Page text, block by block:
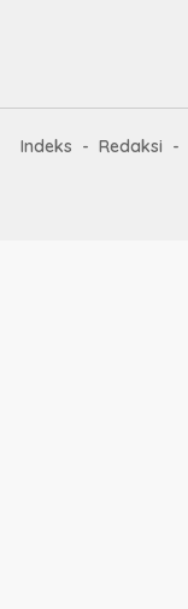
Indeks Redaksi